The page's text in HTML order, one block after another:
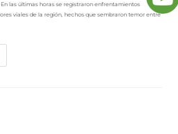
las últimas horas se registraron enfrentamientos
viales de la región, hechos que sembraron temor entre